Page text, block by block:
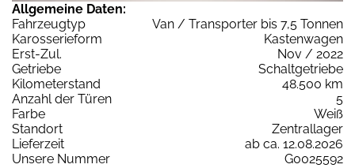
Allgemeine Daten:
Fahrzeugtyp
Van / Transporter bis 7,5 Tonnen
Karosserieform
Kastenwagen
Erst-Zul.
Nov / 2022
Getriebe
Schaltgetriebe
Kilometerstand
48.500 km
Anzahl der Türen
5
Farbe
Weiß
Standort
Zentrallager
Lieferzeit
ab ca. 12.08.2026
Unsere Nummer
G0025592